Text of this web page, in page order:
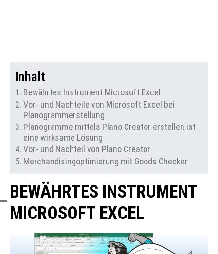
Inhalt
Bewährtes Instrument Microsoft Excel
Vor- und Nachteile von Microsoft Excel bei
Planogrammerstellung
Planogramme mittels Plano Creator erstellen ist
eine wirksame Lösung
Vor- und Nachteil von Plano Creator
Merchandisingoptimierung mit Goods Checker
BEWÄHRTES INSTRUMENT
MICROSOFT EXCEL